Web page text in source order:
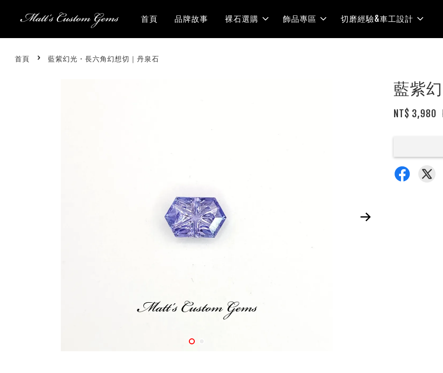
首頁 品牌故事 裸石選購 飾品專區 切磨經驗&車工設計
首頁 › 藍紫幻光・長六角幻想切｜丹泉石
藍紫
NT$ 3,980